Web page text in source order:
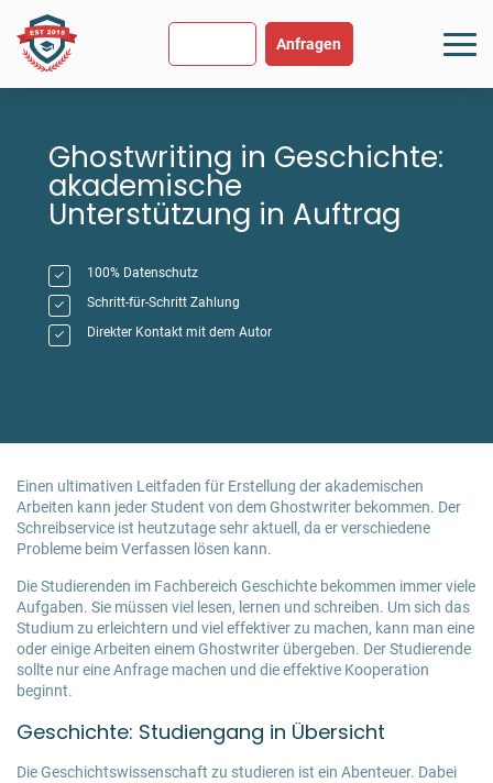
894 Bewertungen SEHR GUT
Anfragen
Ghostwriting in Geschichte:
akademische
Unterstützung in Auftrag
100% Datenschutz
Schritt-für-Schritt Zahlung
Direkter Kontakt mit dem Autor
Einen ultimativen Leitfaden für Erstellung der akademischen
Arbeiten kann jeder Student von dem Ghostwriter bekommen. Der
Schreibservice ist heutzutage sehr aktuell, da er verschiedene
Probleme beim Verfassen lösen kann.
Die Studierenden im Fachbereich Geschichte bekommen immer viele
Aufgaben. Sie müssen viel lesen, lernen und schreiben. Um sich das
Studium zu erleichtern und viel effektiver zu machen, kann man eine
oder einige Arbeiten einem Ghostwriter übergeben. Der Studierende
sollte nur eine Anfrage machen und die effektive Kooperation
beginnt.
Geschichte: Studiengang in Übersicht
DieGeschichtswissenschaft zu studieren ist ein Abenteuer. Dabei